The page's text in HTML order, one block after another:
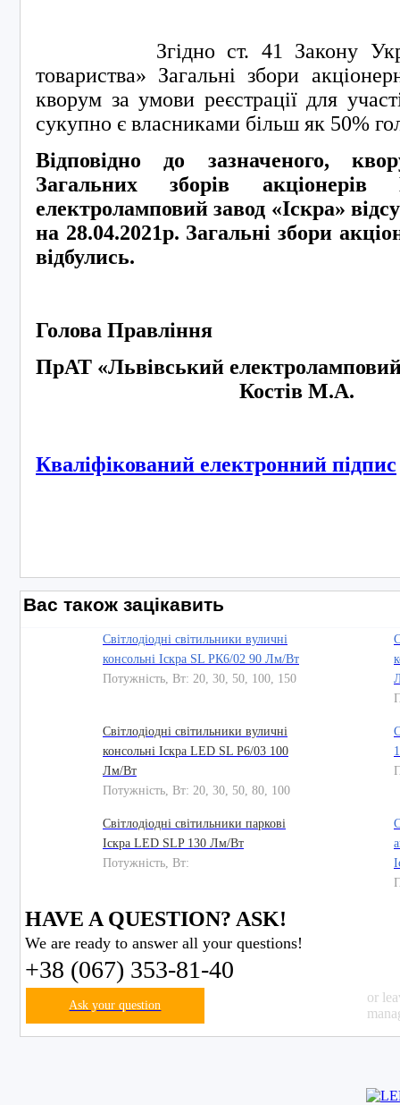
Згідно ст. 41 Закону
товариства» Загальні збори
кворум за умови реєстрації для
сукупно є власниками більш як 50%
Відповідно до зазначеного,
Загальних зборів
електроламповий завод «Іскра»
на 28.04.2021р. Загальні збори
відбулись.
Голова Правління
ПрАТ «Львівський електроламповий
Костів М.А.
Кваліфікований електронний підпис
Вас також зацікавить
Світлодіодні світильники вуличні
консольні Іскра SL РК6/02 90 Лм/Вт
Потужність, Вт: 20, 30, 50, 100, 150
Світлодіодні світильники вуличні
консольні Іскра LED SL P6/03 100
Лм/Вт
Потужність, Вт: 20, 30, 50, 80, 100
Світлодіодні світильники паркові
Іскра LED SLP 130 Лм/Вт
Потужність, Вт:
HAVE A QUESTION? ASK!
We are ready to answer all your questions!
+38 (067) 353-81-40
Ask your question
or